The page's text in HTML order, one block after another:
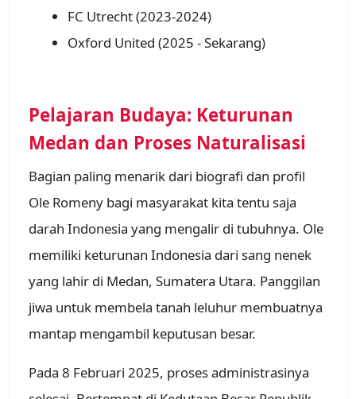
FC Utrecht (2023-2024)
Oxford United (2025 - Sekarang)
Pelajaran Budaya: Keturunan
Medan dan Proses Naturalisasi
Bagian paling menarik dari biografi dan profil
Ole Romeny bagi masyarakat kita tentu saja
darah Indonesia yang mengalir di tubuhnya. Ole
memiliki keturunan Indonesia dari sang nenek
yang lahir di Medan, Sumatera Utara. Panggilan
jiwa untuk membela tanah leluhur membuatnya
mantap mengambil keputusan besar.
Pada 8 Februari 2025, proses administrasinya